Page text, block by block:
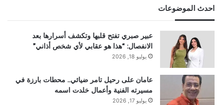
احدث الموضوعات
عبير صبري تفتح قلبها وتكشف أسرارها بعد
الانفصال: “هذا هو عقابي لأي شخص أذاني”
يوليو 18, 2026
عامان على رحيل تامر ضيائي.. محطات بارزة في
مسيرته الفنية وأعمال خلدت اسمه
يوليو 17, 2026